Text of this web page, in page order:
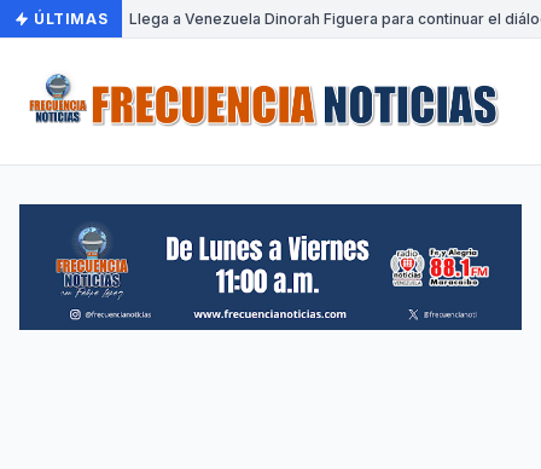
ÚLTIMAS• Llega a Venezuela Dinorah Figuera para continuar el